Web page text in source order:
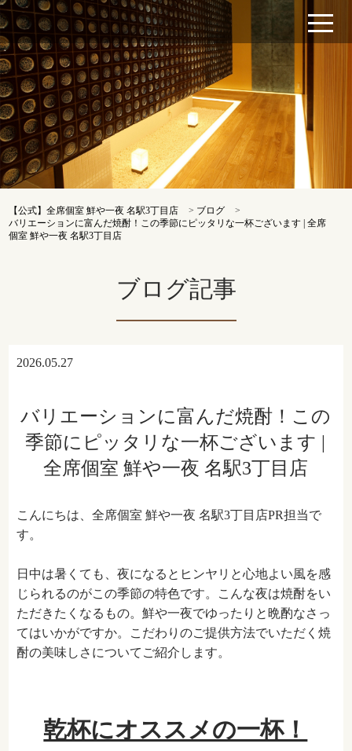
【公式】全席個室 鮮や一夜 名駅3丁目店 > ブログ
>
バリエーションに富んだ焼酎！この季節にピッタリな一杯ございます | 全席
個室 鮮や一夜 名駅3丁目店
ブログ記事
2026.05.27
バリエーションに富んだ焼酎！この
季節にピッタリな一杯ございます |
全席個室 鮮や一夜 名駅3丁目店
こんにちは、全席個室 鮮や一夜 名駅3丁目店PR担当で
す。
日中は暑くても、夜になるとヒンヤリと心地よい風を感
じられるのがこの季節の特色です。こんな夜は焼酎をい
ただきたくなるもの。鮮や一夜でゆったりと晩酌なさっ
てはいかがですか。こだわりのご提供方法でいただく焼
酎の美味しさについてご紹介します。
乾杯にオススメの一杯！